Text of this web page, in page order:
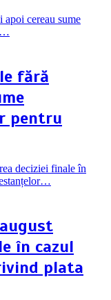
fără
pentru
în cazul
plata